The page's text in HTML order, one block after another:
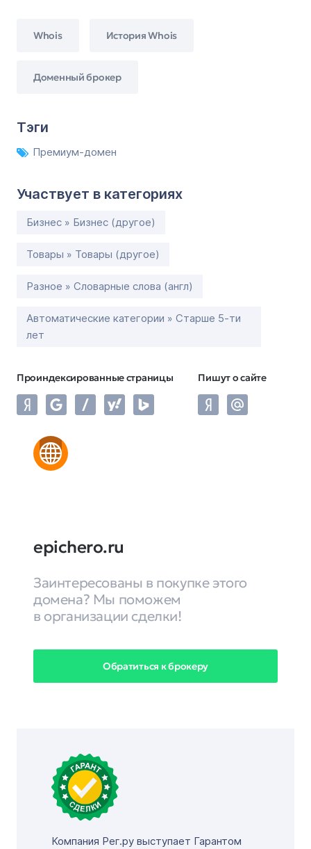
Whois История Whois
Доменный брокер
Тэги
Премиум-домен
Участвует в категориях
Бизнес » Бизнес (другое)
Товары » Товары (другое)
Разное » Словарные слова (англ)
Автоматические категории » Старше 5-ти
лет
Проиндексированные страницы Пишут о сайте
epichero.ru
Заинтересованы в покупке этого
домена? Мы поможем
в организации сделки!
Обратиться к брокеру
Компания Рег.ру выступает Гарантом